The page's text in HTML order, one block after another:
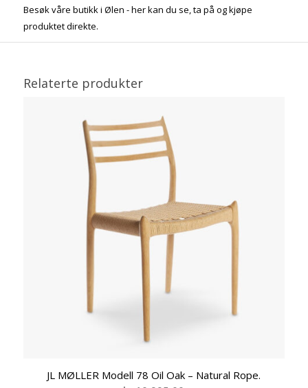
Besøk våre butikk i Ølen - her kan du se, ta på og kjøpe
produktet direkte.
Relaterte produkter
JL MØLLER Modell 78 Oil Oak – Natural Rope.